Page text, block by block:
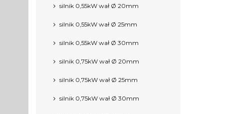
silnik 0,55kW wał Ø 20mm
silnik 0,55kW wał Ø 25mm
silnik 0,55kW wał Ø 30mm
silnik 0,75kW wał Ø 20mm
silnik 0,75kW wał Ø 25mm
silnik 0,75kW wał Ø 30mm